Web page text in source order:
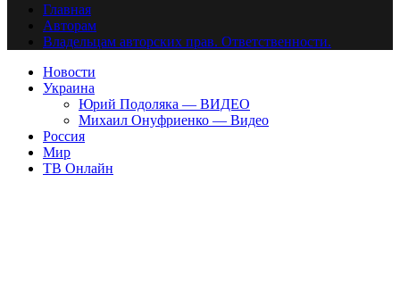
Главная
Авторам
Владельцам авторских прав. Ответственности.
Новости
Украина
Юрий Подоляка — ВИДЕО
Михаил Онуфриенко — Видео
Россия
Мир
ТВ Онлайн